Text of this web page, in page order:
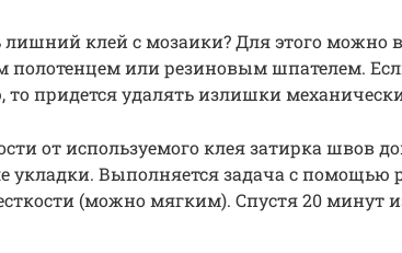
лишний клей с мозаики? Для этого можно
полотенцем или резиновым шпателем.
то придется удалять излишки
от используемого клея затирка швов
укладки. Выполняется задача с помощью
(можно мягким). Спустя 20 минут